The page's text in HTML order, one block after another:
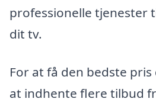
professionelle tjenester
dit tv.
For at få den bedste
at indhente flere tilbud